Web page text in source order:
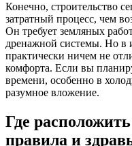
Конечно, строительство
затратный процесс, чем
Он требует земляных
дренажной системы. Но в
практически ничем не
комфорта. Если вы
времени, особенно в
разумное вложение.
Где
правила и